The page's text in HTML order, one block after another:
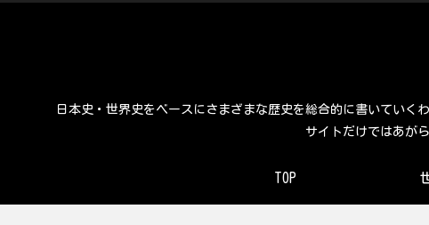
日本史・世界史をベースにさまざまな歴史を総合的に書いてい
サイトだけではあが
TOP